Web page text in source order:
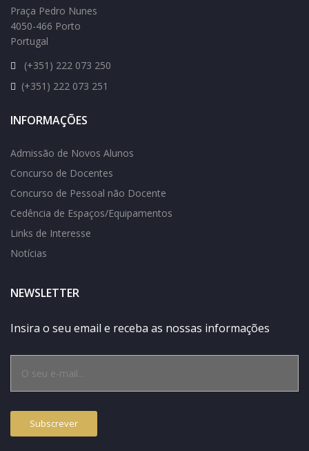
Praça Pedro Nunes
4050-466 Porto
Portugal
(+351) 222 073 250
(+351) 222 073 251
INFORMAÇÕES
Admissão de Novos Alunos
Concurso de Docentes
Concurso de Pessoal não Docente
Cedência de Espaços/Equipamentos
Links de Interesse
Notícias
NEWSLETTER
Insira o seu email e receba as nossas informações